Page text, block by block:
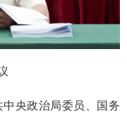
央政治局委员、国务